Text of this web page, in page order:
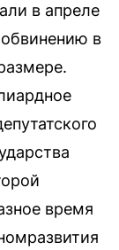
в апреле
в
время